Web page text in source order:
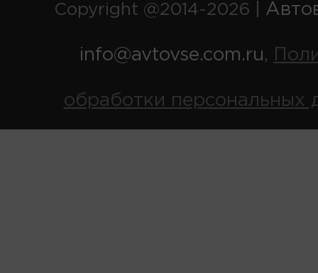
Copyright @2014-2026 |
info@avtovse.com.ru,
обработки персональных